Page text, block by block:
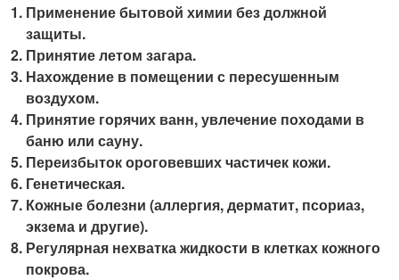
Применение бытовой химии без должной
защиты.
Принятие летом загара.
Нахождение в помещении с пересушенным
воздухом.
Принятие горячих ванн, увлечение походами в
баню или сауну.
Переизбыток ороговевших частичек кожи.
Генетическая.
Кожные болезни (аллергия, дерматит, псориаз,
экзема и другие).
Регулярная нехватка жидкости в клетках кожного
покрова.